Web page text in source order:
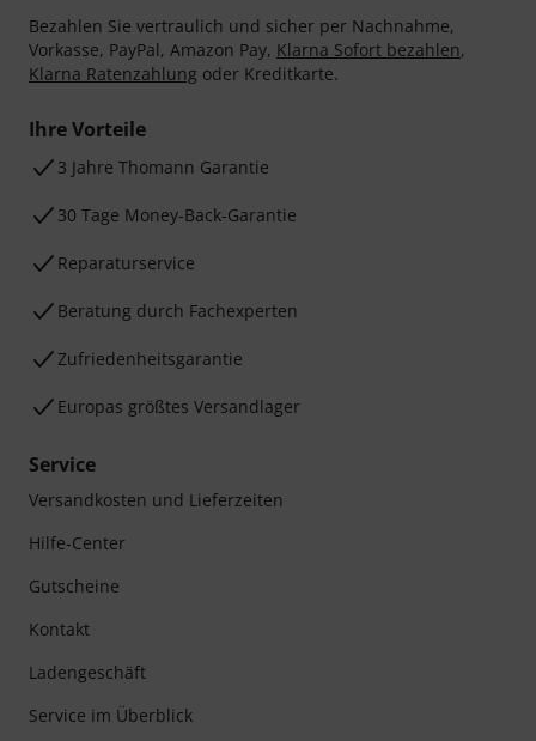
Bezahlen Sie vertraulich und sicher per Nachnahme,
Vorkasse, PayPal, Amazon Pay, Klarna Sofort bezahlen,
Klarna Ratenzahlung oder Kreditkarte.
Ihre Vorteile
3 Jahre Thomann Garantie
30 Tage Money-Back-Garantie
Reparaturservice
Beratung durch Fachexperten
Zufriedenheitsgarantie
Europas größtes Versandlager
Service
Versandkosten und Lieferzeiten
Hilfe-Center
Gutscheine
Kontakt
Ladengeschäft
Service im Überblick